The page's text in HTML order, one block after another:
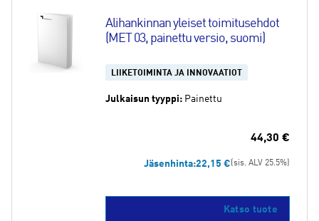
Alihankinnan yleiset toimitusehdot
(MET 03, painettu versio, suomi)
LIIKETOIMINTA JA INNOVAATIOT
Julkaisun tyyppi: Painettu
44,30 €
Jäsenhinta:22,15 € (sis. ALV 25.5%)
Katso tuote